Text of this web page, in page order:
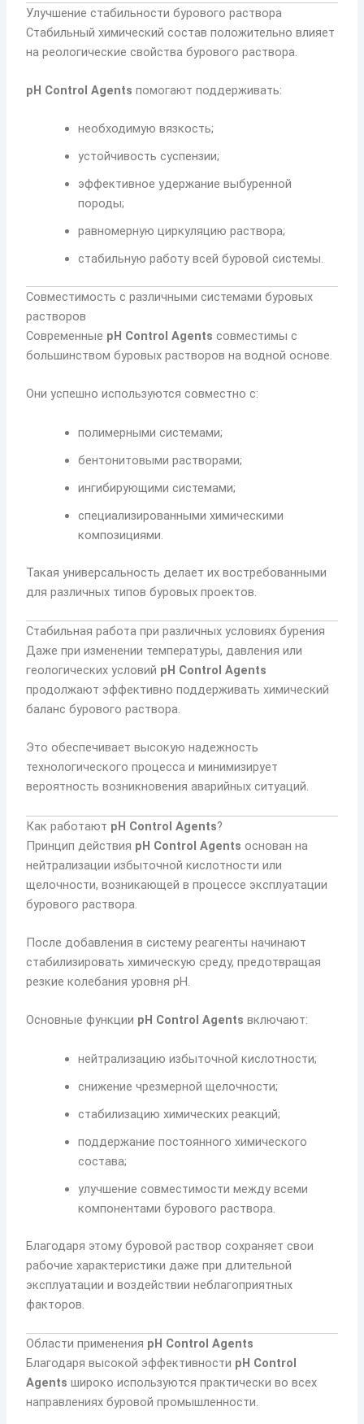
Улучшение стабильности бурового раствора
Стабильный химический состав положительно влияет
на реологические свойства бурового раствора.
pH Control Agents помогают поддерживать:
необходимую вязкость;
устойчивость суспензии;
эффективное удержание выбуренной
породы;
равномерную циркуляцию раствора;
стабильную работу всей буровой системы.
Совместимость с различными системами буровых
растворов
Современные pH Control Agents совместимы с
большинством буровых растворов на водной основе.
Они успешно используются совместно с:
полимерными системами;
бентонитовыми растворами;
ингибирующими системами;
специализированными химическими
композициями.
Такая универсальность делает их востребованными
для различных типов буровых проектов.
Стабильная работа при различных условиях бурения
Даже при изменении температуры, давления или
геологических условий pH Control Agents
продолжают эффективно поддерживать химический
баланс бурового раствора.
Это обеспечивает высокую надежность
технологического процесса и минимизирует
вероятность возникновения аварийных ситуаций.
Как работают pH Control Agents?
Принцип действия pH Control Agents основан на
нейтрализации избыточной кислотности или
щелочности, возникающей в процессе эксплуатации
бурового раствора.
После добавления в систему реагенты начинают
стабилизировать химическую среду, предотвращая
резкие колебания уровня pH.
Основные функции pH Control Agents включают:
нейтрализацию избыточной кислотности;
снижение чрезмерной щелочности;
стабилизацию химических реакций;
поддержание постоянного химического
состава;
улучшение совместимости между всеми
компонентами бурового раствора.
Благодаря этому буровой раствор сохраняет свои
рабочие характеристики даже при длительной
эксплуатации и воздействии неблагоприятных
факторов.
Области применения pH Control Agents
Благодаря высокой эффективности pH Control
Agents широко используются практически во всех
направлениях буровой промышленности.